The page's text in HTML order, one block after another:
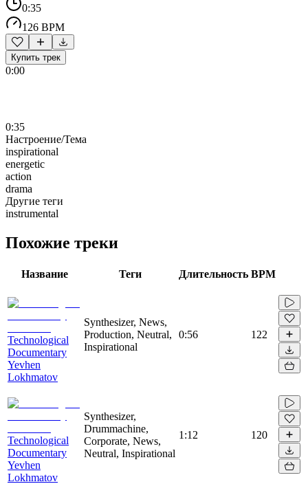
0:35
126 BPM
Купить трек
0:00
0:35
Настроение/Тема
inspirational
energetic
action
drama
Другие теги
instrumental
Похожие треки
Название Теги Длительность BPM
Technological
Documentary
Yevhen
Lokhmatov
Synthesizer, News,
Production, Neutral,
Inspirational
0:56 122
Technological
Documentary
Yevhen
Lokhmatov
Synthesizer,
Drummachine,
Corporate, News,
Neutral, Inspirational
1:12 120